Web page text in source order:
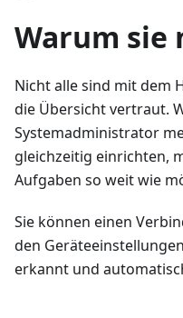
Warum sie
Nicht alle sind mit dem
die Übersicht vertraut.
Systemadministrator
gleichzeitig einrichten,
Aufgaben so weit wie
Sie können einen
den
erkannt und